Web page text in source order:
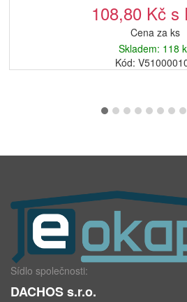
108,80 Kč s
Cena za ks
Skladem: 118
Kód:
Sídlo společnosti:
DACHOS s.r.o.